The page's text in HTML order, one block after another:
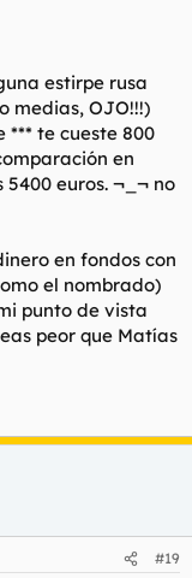
estirpe rusa
medias, OJO!!!)
*** te cueste 800
en
5400 euros. ¬_¬ no
en fondos con
el nombrado)
punto de vista
peor que Matías
#19